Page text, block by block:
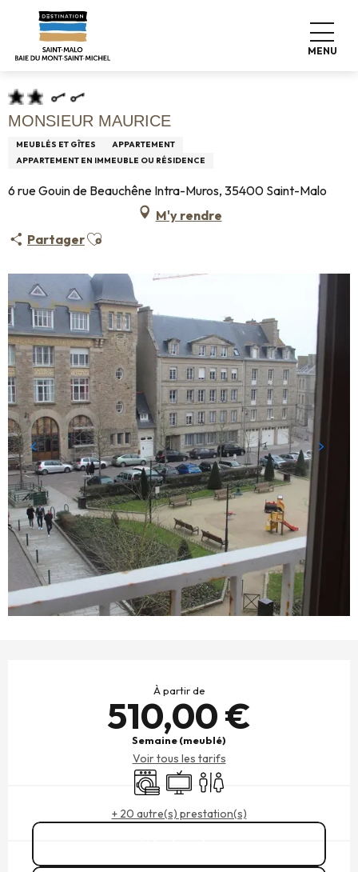
contenu
MENU
Accueil Pro & Presse
Hébergements Infos +
Meublés de tourisme
MONSIEUR MAURICE
MEUBLÉS ET GÎTES
APPARTEMENT
APPARTEMENT EN IMMEUBLE OU RÉSIDENCE
6 rue Gouin de Beauchêne Intra-Muros, 35400 Saint-Malo
M'y rendre
PartagerAjouter aux favoris
À partir de
510,00 €
Semaine (meublé)
Voir tous les tarifs
Lave lingeTélévisionToilettes
+ 20 autre(s) prestation(s)